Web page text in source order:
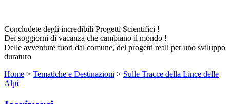
Concludete degli incredibili Progetti Scientifici !
Dei soggiorni di vacanza che cambiano il mondo !
Delle avventure fuori dal comune, dei progetti reali per uno sviluppo
duraturo
Home > Tematiche e Destinazioni > Sulle Tracce della Lince delle
Alpi